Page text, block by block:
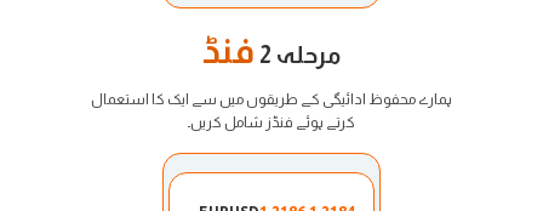
مرحلہ 2 فنڈ
ہمارے محفوظ ادائیگی کے طریقوں میں سے ایک کا استعمال
کرتے ہوئے فنڈز شامل کریں۔